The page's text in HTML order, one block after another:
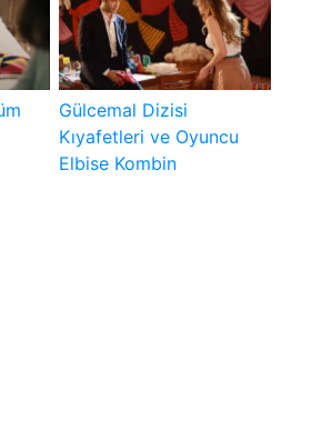
Gülcemal Dizisi
Kıyafetleri ve Oyuncu
Elbise Kombin